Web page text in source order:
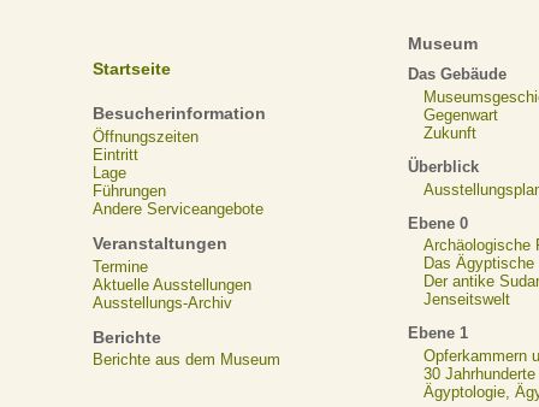
Startseite
Besucherinformation
Öffnungszeiten
Eintritt
Lage
Führungen
Andere Serviceangebote
Veranstaltungen
Termine
Aktuelle Ausstellungen
Ausstellungs-Archiv
Berichte
Berichte aus dem Museum
Museum
Das Gebäude
Gegenwart
Zukunft
Überblick
Ebene 0
Archäologische
Das Ägyptische
Der antike
Jenseitswelt
Ebene 1
Opferkammern
30
Ägyptologie,